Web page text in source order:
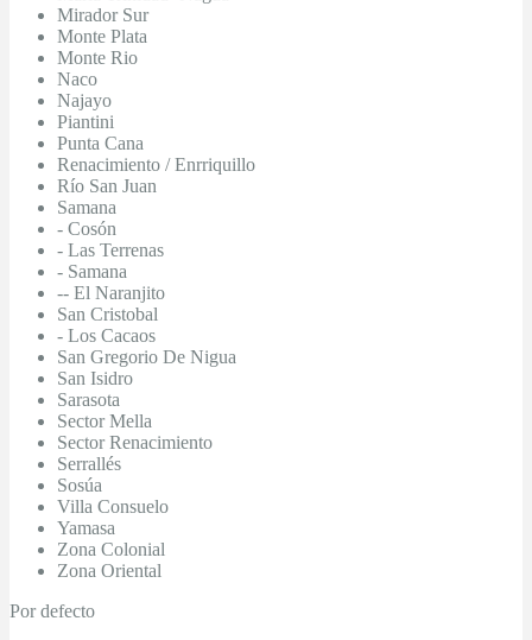
Mirador Sur
Monte Plata
Monte Rio
Naco
Najayo
Piantini
Punta Cana
Renacimiento / Enrriquillo
Río San Juan
Samana
- Cosón
- Las Terrenas
- Samana
-- El Naranjito
San Cristobal
- Los Cacaos
San Gregorio De Nigua
San Isidro
Sarasota
Sector Mella
Sector Renacimiento
Serrallés
Sosúa
Villa Consuelo
Yamasa
Zona Colonial
Zona Oriental
Por defecto